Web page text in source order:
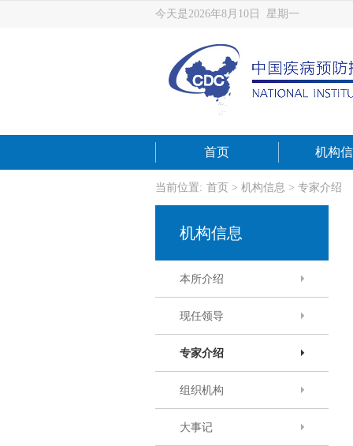
今天是2026年8月10日 星期一
首页 机构
当前位置: 首页 > 机构信息 > 专家介绍
机构信息
本所介绍
现任领导
专家介绍
组织机构
大事记